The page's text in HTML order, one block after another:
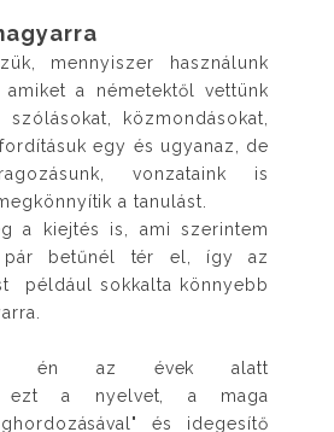
mennyiszer használunk
amiket a németektől vettünk
közmondásokat,
egy és ugyanaz, de
vonzataink is
a tanulást.
a kiejtés is, ami szerintem
pár betűnél tér el, így az
például sokkalta könnyebb
én az évek alatt
ezt a nyelvet, a maga
és idegesítő